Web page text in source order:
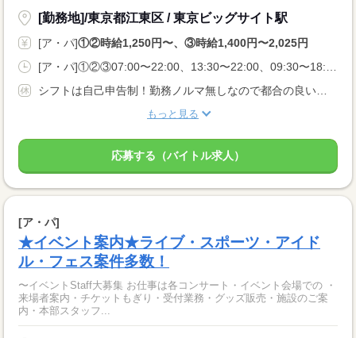
[勤務地]/東京都江東区 / 東京ビッグサイト駅
[ア・パ]①②時給1,250円〜、③時給1,400円〜2,025円
[ア・パ]①②③07:00〜22:00、13:30〜22:00、09:30〜18:00
シフトは自己申告制！勤務ノルマ無しなので都合の良い日に勤務ができます！休日設定も自由！
もっと見る
応募する（バイトル求人）
[ア・パ]
★イベント案内★ライブ・スポーツ・アイド
ル・フェス案件多数！
〜イベントStaff大募集 お仕事は各コンサート・イベント会場での ・
来場者案内・チケットもぎり・受付業務・グッズ販売・施設のご案
内・本部スタッフ...